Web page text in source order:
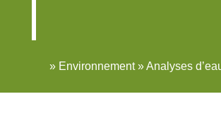
» Environnement »Analyses